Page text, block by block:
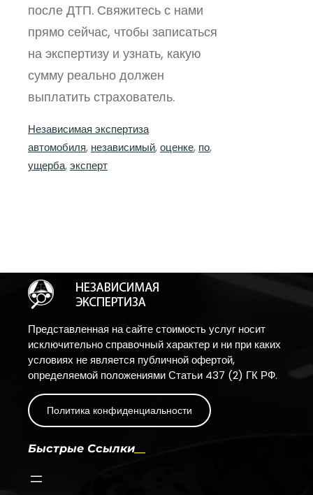
после ДТП. Свяжитесь с нами
прямо сейчас, чтобы записаться
на экспертизу и узнать, какую
сумму реально должен
выплатить страхователь.
Независимая экспертиза
автомобиля, независимый, оценке, по
ущерба, эксперт
Представленная на сайте стоимость услуг носит
исключительно справочный характер и ни при каких
условиях не является публичной офертой,
определяемой положениями Статьи 437 (2) ГК РФ.
Политика конфиденциальности
Быстрые Ссылки